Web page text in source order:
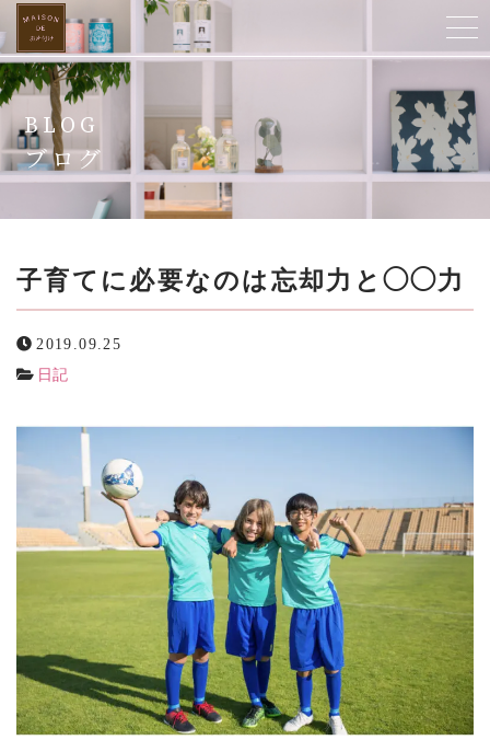
ホーム
当店について
ご提供サービス
スタッフ紹介
お客様の声
ビフォーアフター
お問い合わせ(プライバシーポリシー)
CONTACT
BLOG
ブログ
子育てに必要なのは忘却力と◯◯力
2019.09.25
日記